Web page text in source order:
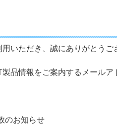
いただき、誠にありがとうご
品情報をご案内するメール
のお知らせ